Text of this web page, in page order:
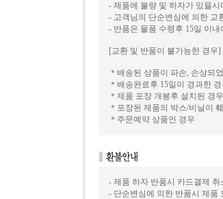
- 제품에 불량 및 하자가 있을
- 고객님의 단순변심에 의한 교
- 반품은 물품 수령후 15일 이내
[교환 및 반품이 불가능한 경우]
＊배송된 상품이 파손, 손상되
＊배송완료후 15일이 경과한 경
＊제품 포장 개봉후 설치된 경우
＊포장된 제품의 박스/비닐이
＊주문예약 상품인 경우
- 제품 하자 반품시 카드결제
- 단순변심에 의한 반품시 제품